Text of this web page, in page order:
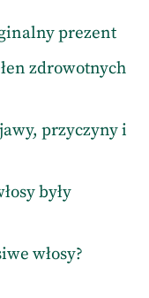
prezent
zdrowotnych
przyczyny i
były
włosy?